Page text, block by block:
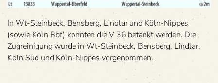
In Wt-Stein­beck, Bens­berg, Lind­lar und Köln-Nip­pes
(sowie Köln Bbf) konn­ten die V 36 betankt wer­den. Die
Zugrei­ni­gung wurde in Wt-Stein­beck, Bens­berg, Lind­lar,
Köln Süd und Köln-Nip­pes vorgenommen.